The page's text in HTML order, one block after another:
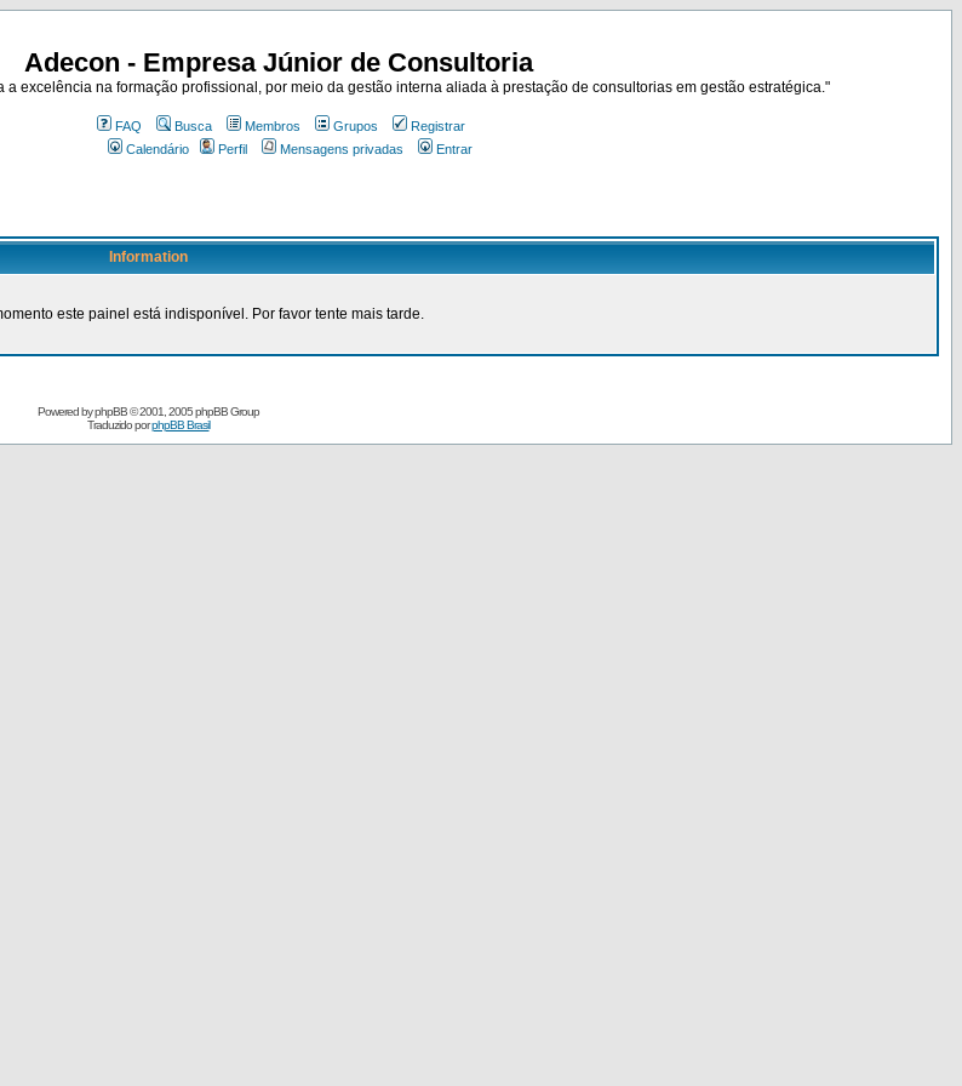
Adecon - Empresa Júnior de Consultoria
excelência na formação profissional, por meio da gestão interna aliada à prestação de consultorias em gestão estratégica."
FAQ Busca Membros Grupos
Registrar
Calendário
Perfil Mensagens privadas Entrar
Information
este painel está indisponível. Por favor tente mais tarde.
Powered byphpBB© 2001, 2005 phpBB Group
Traduzido porphpBB Brasil